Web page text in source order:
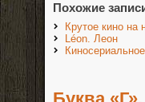
Похожие
Крутое кино на
Léon. Леон
Киносериальное